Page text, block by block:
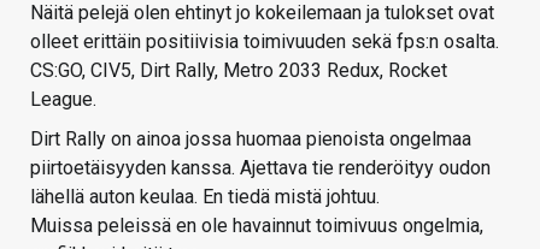
Näitä pelejä olen ehtinyt jo kokeilemaan ja tulokset ovat
olleet erittäin positiivisia toimivuuden sekä fps:n osalta.
CS:GO, CIV5, Dirt Rally, Metro 2033 Redux, Rocket
League.
Dirt Rally on ainoa jossa huomaa pienoista ongelmaa
piirtoetäisyyden kanssa. Ajettava tie renderöityy oudon
lähellä auton keulaa. En tiedä mistä johtuu.
Muissa peleissä en ole havainnut toimivuus ongelmia,